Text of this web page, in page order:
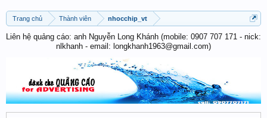
Trang chủ Thành viên nhocchip_vt
Liên hệ quảng cáo: anh Nguyễn Long Khánh (mobile: 0907 707 171 - nick:
nlkhanh - email: longkhanh1963@gmail.com)